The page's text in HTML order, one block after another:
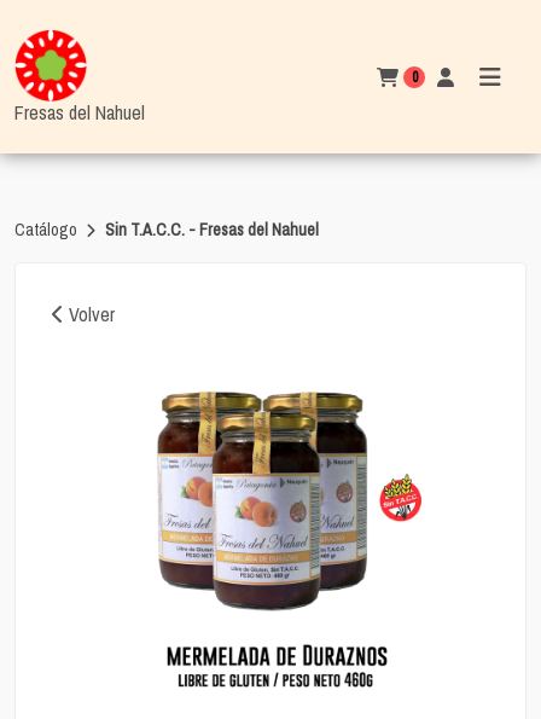
Fresas del Nahuel
0
Catálogo Sin T.A.C.C. - Fresas del Nahuel
Volver